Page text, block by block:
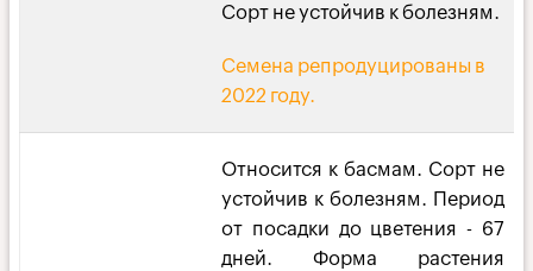
Сорт не устойчив к болезням.
Семена репродуцированы в
2022 году.
Относится к басмам. Сорт не
устойчив к болезням. Период
от посадки до цветения - 67
дней. Форма растения